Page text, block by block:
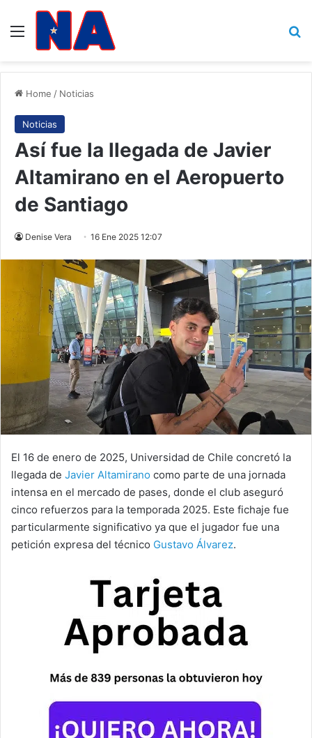
Menu
Home / Noticias
Noticias
Así fue la llegada de Javier
Altamirano en el Aeropuerto
de Santiago
Denise Vera 16 Ene 2025 12:07
El 16 de enero de 2025, Universidad de Chile concretó la
llegada de Javier Altamirano como parte de una jornada
intensa en el mercado de pases, donde el club aseguró
cinco refuerzos para la temporada 2025. Este fichaje fue
particularmente significativo ya que el jugador fue una
petición expresa del técnico Gustavo Álvarez.